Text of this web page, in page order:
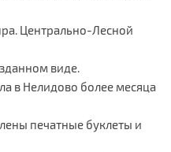
Центрально-Лесной
виде.
в Нелидово более месяца
печатные буклеты и